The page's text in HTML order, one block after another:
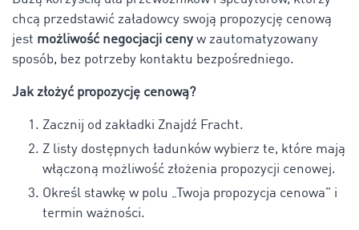
chcą przedstawić załadowcy swoją propozycję cenową
jest możliwość negocjacji ceny w zautomatyzowany
sposób, bez potrzeby kontaktu bezpośredniego.
Jak złożyć propozycję cenową?
Zacznij od zakładki Znajdź Fracht.
Z listy dostępnych ładunków wybierz te, które mają
włączoną możliwość złożenia propozycji cenowej.
Określ stawkę w polu „Twoja propozycja cenowa” i
termin ważności.